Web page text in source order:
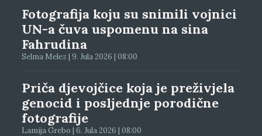
Fotografija koju su snimili vojnici
UN-a čuva uspomenu na sina
Fahrudina
Selma Melez | 9. Jula 2026 | 08:00
Priča djevojčice koja je preživjela
genocid i posljednje porodične
fotografije
Lamija Grebo | 6. Jula 2026 | 08:00